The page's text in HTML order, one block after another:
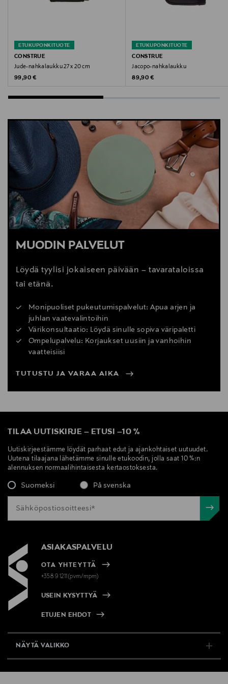
ETUKUPONKITUOTE
CONSTRUE
Jude-nahkalaukku 27 x 20 cm
Original Price
99,90 €
ETUKUPONKITUOTE
CONSTRUE
Jacopo-nahkalaukku
Original Price
89,90 €
MUODIN PALVELUT
Löydä tyylisi jokaiseen päivään – tavarataloissa
tai etänä.
Monipuoliset pukeutumispalvelut: Apua arjen ja
juhlan vaatevalintoihin
Värikonsultaatio: Löydä sinulle sopiva väripaletti
Ompelupalvelu: Korjaukset uusiin ja vanhoihin
vaatteisiisi
TUTUSTU JA VARAA AIKA
TILAA UUTISKIRJE – ETUSI –10 %
Uutiskirjeestämme löydät parhaat edut ja ajankohtaiset uutuudet.
Uutena tilaajana lähetämme sinulle etukoodin, jolla saat 10 %:n
alennuksen normaalihintaisesta kertaostoksesta.
Suomeksi På svenska
ASIAKASPALVELU
OTA YHTEYTTÄ
+358 9 1211(pvm/mpm)
USEIN KYSYTTYÄ
ETUJEN EHDOT
NÄYTÄ VALIKKO